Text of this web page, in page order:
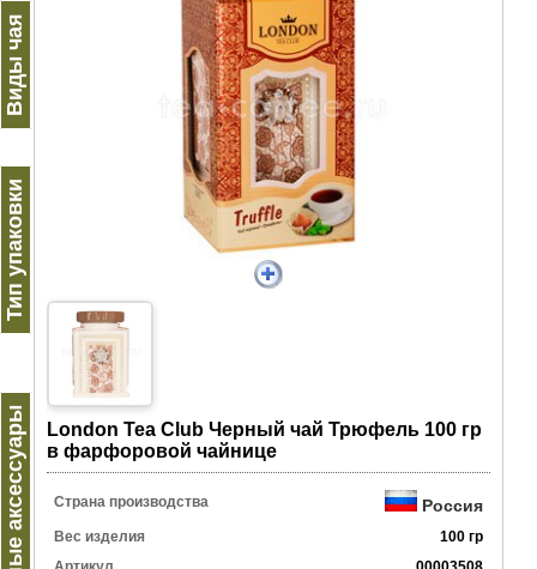
Виды чая
Тип упаковки
Чайные аксессуары
Lоndon Tea Club Черный чай Трюфель 100 гр
в фарфоровой чайнице
Страна производства Россия
Вес изделия
100 гр